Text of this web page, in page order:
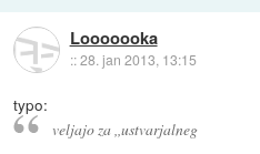
Looooooka
::28. jan 2013, 13:15
typo:
veljajo za ,,ustvarjalneg